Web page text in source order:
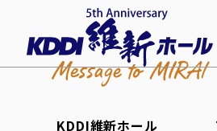
KDDI維新ホール